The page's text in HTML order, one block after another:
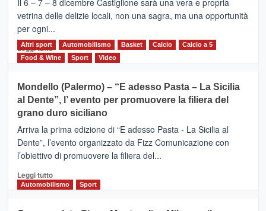
Vivicittà,
alla
scoperta
del
territorio,
e
messaggi
di
Il 6 – 7 – 8 dicembre Castiglione sarà una vera e propria
vetrina delle delizie locali, non una sagra, ma una opportunità
per ogni...
Leggi tuttoLeggi
di
CASTIGLIONE
DI
SICILIA
(Ct)
–
Il
Borgo
Gusto,
il
Altri sport Automobilismo Basket Calcio
Calcio a 5
Food & Wine
Sport Video
Mondello (Palermo) – “E adesso Pasta – La Sicilia
al Dente”, l’ evento per promuovere la filiera del
grano duro siciliano
Arriva la prima edizione di “E adesso Pasta - La Sicilia al
Dente”, l’evento organizzato da Fizz Comunicazione con
l’obiettivo di promuovere la filiera del...
Leggi tuttoLeggi
di
Automobilismo Sport